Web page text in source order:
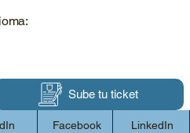
Sube tu ticket
Facebook LinkedIn